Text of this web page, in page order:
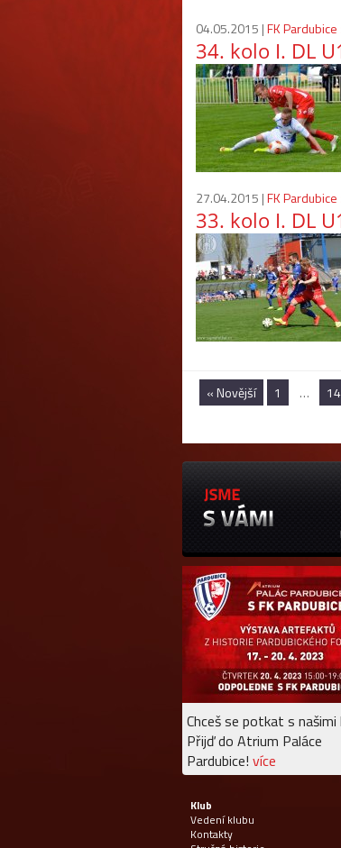
04.05.2015 |FK
34. kolo I. DL
27.04.2015 |FK
33. kolo I. DL
« Novější 1 … 14
Chceš se potkat s našimi
Přijď do Atrium Paláce
Pardubice! více
Klub
Vedení klubu
Kontakty